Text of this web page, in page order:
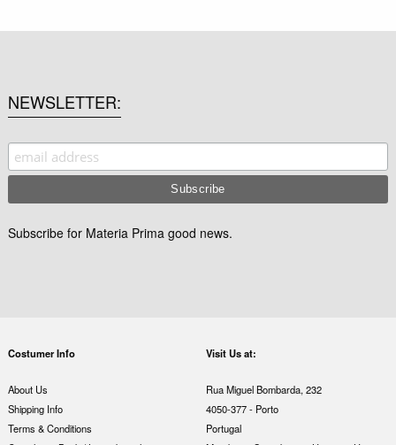
NEWSLETTER
Subscribe for Materia Prima good news.
Costumer Info
About Us
Shipping Info
Terms & Conditions
Visit Us at:
Rua Miguel Bombarda, 232
4050-377 - Porto
Portugal